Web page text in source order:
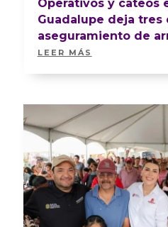
Operativos y cateos
Guadalupe deja tres
aseguramiento de
LEER MÁS